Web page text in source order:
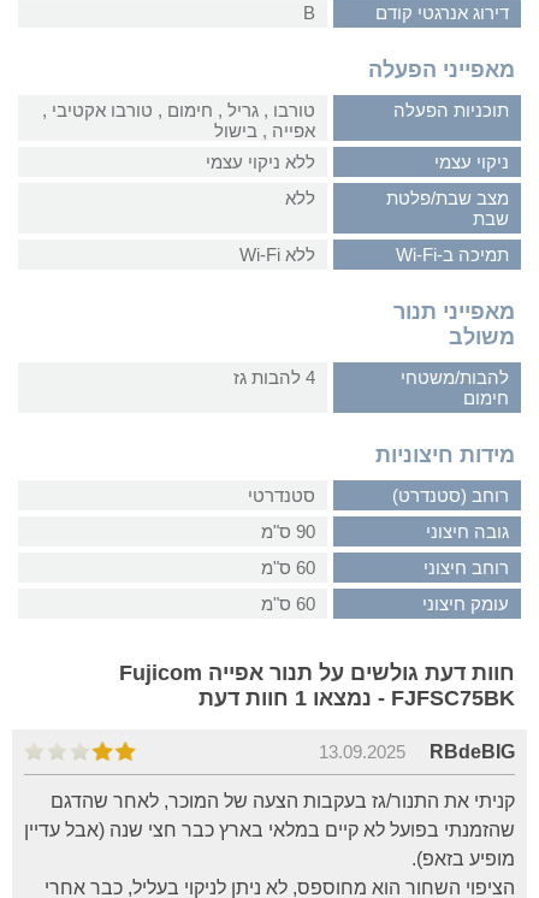
דירוג אנרגטי קודם
B
מאפייני הפעלה
תוכניות הפעלה
טורבו‏ , ‏גריל‏ , ‏חימום‏ , ‏טורבו אקטיבי‏ ,
‏אפייה‏ , ‏בישול
ניקוי עצמי
ללא ניקוי עצמי
מצב שבת/פלטת
שבת
ללא
תמיכה ב-Wi-Fi ללא Wi-Fi
מאפייני תנור
משולב
להבות/משטחי
חימום
4 להבות גז
מידות חיצוניות
רוחב (סטנדרט)
סטנדרטי
גובה חיצוני
90 ס"מ
רוחב חיצוני
60 ס"מ
עומק חיצוני
60 ס"מ
חוות דעת גולשים על תנור אפייה Fujicom
FJFSC75BK - נמצאו 1 חוות דעת
RBdeBIG
13.09.2025
קניתי את התנור/גז בעקבות הצעה של המוכר, לאחר שהדגם
שהזמנתי בפועל לא קיים במלאי בארץ כבר חצי שנה (אבל עדיין
מופיע בזאפ).
הציפוי השחור הוא מחוספס, לא ניתן לניקוי בעליל, כבר אחרי